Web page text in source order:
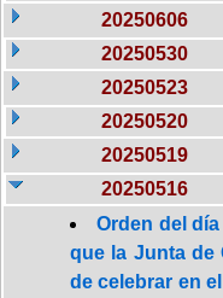
20250606
20250530
20250523
20250520
20250519
20250516
Orden del
que la Junta de
de celebrar en